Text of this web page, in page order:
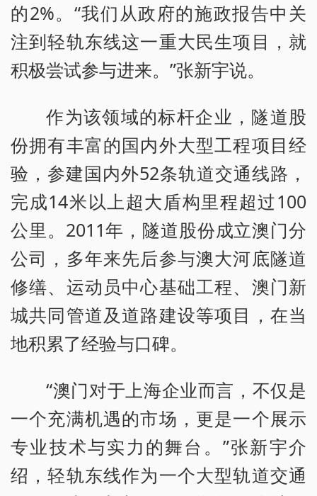
的2%。“我们从政府的施政报告中关
注到轻轨东线这一重大民生项目，就
积极尝试参与进来。”张新宇说。
作为该领域的标杆企业，隧道股
份拥有丰富的国内外大型工程项目经
验，参建国内外52条轨道交通线路，
完成14米以上超大盾构里程超过100
公里。2011年，隧道股份成立澳门分
公司，多年来先后参与澳大河底隧道
修缮、运动员中心基础工程、澳门新
城共同管道及道路建设等项目，在当
地积累了经验与口碑。
“澳门对于上海企业而言，不仅是
一个充满机遇的市场，更是一个展示
专业技术与实力的舞台。”张新宇介
绍，轻轨东线作为一个大型轨道交通